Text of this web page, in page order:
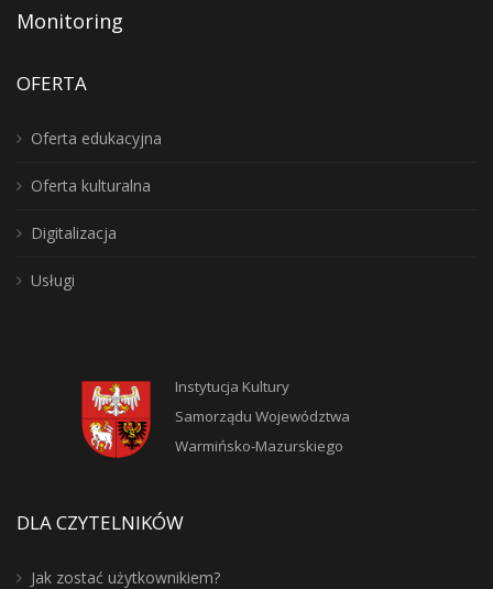
Monitoring
OFERTA
Oferta edukacyjna
Oferta kulturalna
Digitalizacja
Usługi
Instytucja Kultury
Samorządu Województwa
Warmińsko-Mazurskiego
DLA CZYTELNIKÓW
Jak zostać użytkownikiem?